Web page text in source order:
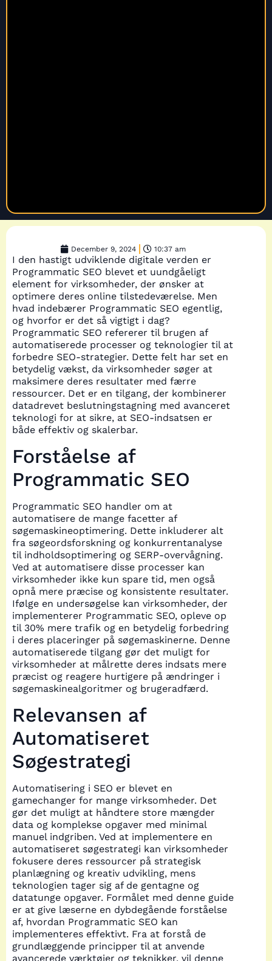
December 9, 2024 10:37 am
I den hastigt udviklende digitale verden er
Programmatic SEO blevet et uundgåeligt
element for virksomheder, der ønsker at
optimere deres online tilstedeværelse. Men
hvad indebærer Programmatic SEO egentlig,
og hvorfor er det så vigtigt i dag?
Programmatic SEO refererer til brugen af
automatiserede processer og teknologier til at
forbedre SEO-strategier. Dette felt har set en
betydelig vækst, da virksomheder søger at
maksimere deres resultater med færre
ressourcer. Det er en tilgang, der kombinerer
datadrevet beslutningstagning med avanceret
teknologi for at sikre, at SEO-indsatsen er
både effektiv og skalerbar.
Forståelse af
Programmatic SEO
Programmatic SEO handler om at
automatisere de mange facetter af
søgemaskineoptimering. Dette inkluderer alt
fra søgeordsforskning og konkurrentanalyse
til indholdsoptimering og SERP-overvågning.
Ved at automatisere disse processer kan
virksomheder ikke kun spare tid, men også
opnå mere præcise og konsistente resultater.
Ifølge en undersøgelse kan virksomheder, der
implementerer Programmatic SEO, opleve op
til 30% mere trafik og en betydelig forbedring
i deres placeringer på søgemaskinerne. Denne
automatiserede tilgang gør det muligt for
virksomheder at målrette deres indsats mere
præcist og reagere hurtigere på ændringer i
søgemaskinealgoritmer og brugeradfærd.
Relevansen af
Automatiseret
Søgestrategi
Automatisering i SEO er blevet en
gamechanger for mange virksomheder. Det
gør det muligt at håndtere store mængder
data og komplekse opgaver med minimal
manuel indgriben. Ved at implementere en
automatiseret søgestrategi kan virksomheder
fokusere deres ressourcer på strategisk
planlægning og kreativ udvikling, mens
teknologien tager sig af de gentagne og
datatunge opgaver. Formålet med denne guide
er at give læserne en dybdegående forståelse
af, hvordan Programmatic SEO kan
implementeres effektivt. Fra at forstå de
grundlæggende principper til at anvende
avancerede værktøjer og teknikker, vil denne